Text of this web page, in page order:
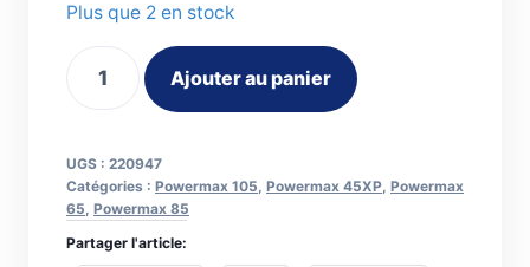
Plus que 2 en stock
Fine
Cut
PMX45XP/65/85/105
Ajouter au panier
UGS : 220947
Catégories : Powermax 105 Powermax 45XP Powermax
65 Powermax 85
Partager l'article: